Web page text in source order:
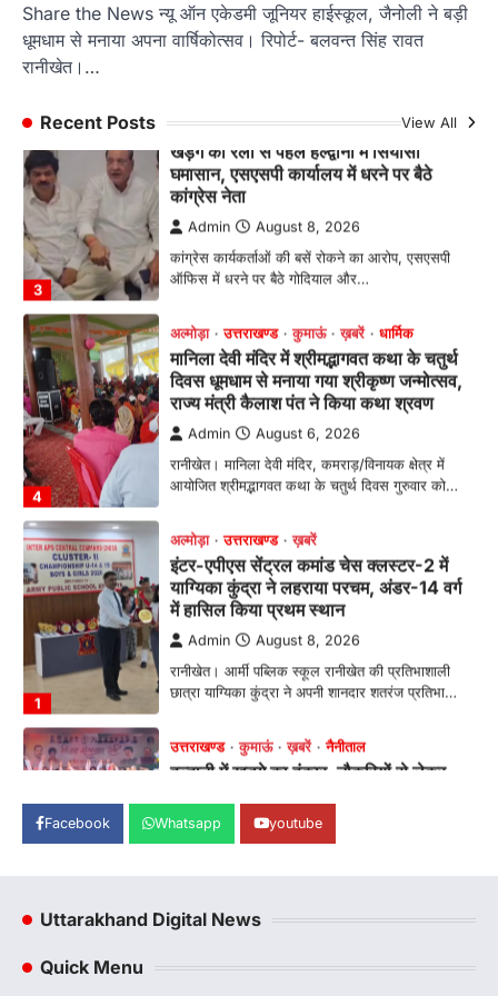
Share the News न्यू ऑन एकेडमी जूनियर हाईस्कूल, जैनोली ने बड़ी
धूमधाम से मनाया अपना वार्षिकोत्सव। रिपोर्ट- बलवन्त सिंह रावत
रानीखेत।…
Recent Posts View All
Admin August 8, 2026
हल्द्वानी में आयोजित विजय शंखनाद रैली को संबोधित करते
3
उत्तराखण्ड कुमाऊं ख़बरें नैनीताल
खड़गे की रैली से पहले हल्द्वानी में सियासी
घमासान, एसएसपी कार्यालय में धरने पर बैठे
कांग्रेस नेता
Admin August 8, 2026
कांग्रेस कार्यकर्ताओं की बसें रोकने का आरोप, एसएसपी
ऑफिस में धरने पर बैठे गोदियाल और…
4
अल्मोड़ा उत्तराखण्ड कुमाऊं ख़बरें धार्मिक
मानिला देवी मंदिर में श्रीमद्भागवत कथा के चतुर्थ
दिवस धूमधाम से मनाया गया श्रीकृष्ण जन्मोत्सव,
राज्य मंत्री कैलाश पंत ने किया कथा श्रवण
Admin August 6, 2026
रानीखेत। मानिला देवी मंदिर, कमराड़/विनायक क्षेत्र में
आयोजित श्रीमद्भागवत कथा के चतुर्थ दिवस गुरुवार को…
1
अल्मोड़ा उत्तराखण्ड ख़बरें
इंटर-एपीएस सेंट्रल कमांड चेस क्लस्टर-2 में
याग्यिका कुंद्रा ने लहराया परचम, अंडर-14 वर्ग
में हासिल किया प्रथम स्थान
Admin August 8, 2026
रानीखेत। आर्मी पब्लिक स्कूल रानीखेत की प्रतिभाशाली
छात्रा याग्यिका कुंद्रा ने अपनी शानदार शतरंज प्रतिभा…
उत्तराखण्ड कुमाऊं ख़बरें नैनीताल
हल्द्वानी में खड़गे का हुंकार, नौकरियों से लेकर
Admin August 8, 2026
हुए कांग्रेस के राष्ट्रीय अध्यक्ष मल्लिकार्जुन…
उत्तराखण्ड कुमाऊं
Facebook Whatsapp youtube
Uttarakhand Digital News
Quick Menu